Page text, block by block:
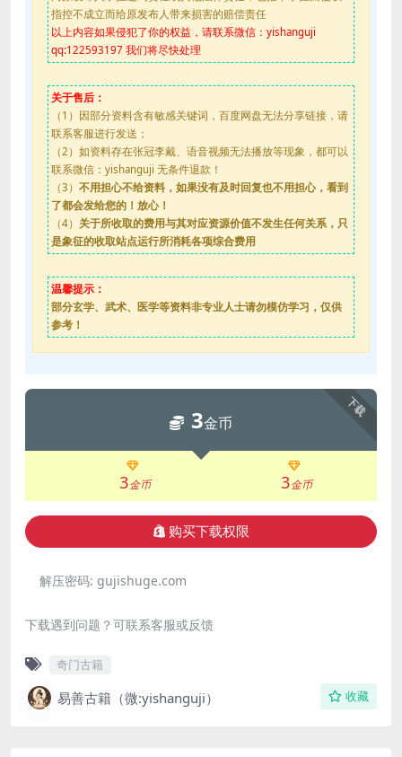
指控不成立而给原发布人带来损害的赔偿责任
以上内容如果侵犯了你的权益，请联系微信：yishanguji
qq:122593197 我们将尽快处理
关于售后：
（1）因部分资料含有敏感关键词，百度网盘无法分享链接，请
联系客服进行发送；
（2）如资料存在张冠李戴、语音视频无法播放等现象，都可以
联系微信：yishanguji 无条件退款！
（3） 不用担心不给资料，如果没有及时回复也不用担心，看到
了都会发给您的！放心！
（4） 关于所收取的费用与其对应资源价值不发生任何关系，只
是象征的收取站点运行所消耗各项综合费用
温馨提示：
部分玄学、武术、医学等资料非专业人士请勿模仿学习，仅供
参考！
下载
3金币
3金币 3金币
购买下载权限
解压密码: gujishuge.com
下载遇到问题？可联系客服或反馈
奇门古籍
易善古籍（微:yishanguji） 收藏